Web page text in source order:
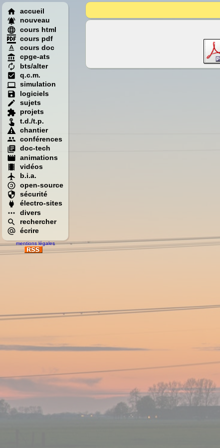
accueil
nouveau
cours html
cours pdf
cours doc
cpge-ats
bts/alter
q.c.m.
simulation
logiciels
sujets
projets
t.d./t.p.
chantier
conférences
doc-tech
animations
vidéos
b.i.a.
open-source
sécurité
électro-sites
divers
rechercher
écrire
mentions légales